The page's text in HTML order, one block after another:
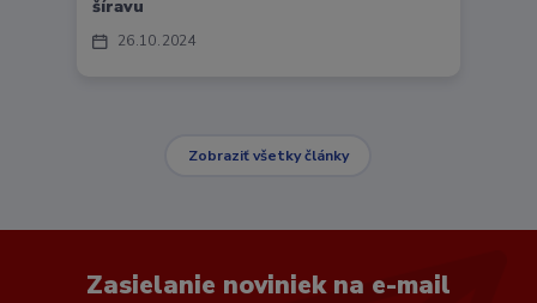
26 10 2024
šíravu
Zobraziť všetky články
Zasielanie noviniek na e-mail